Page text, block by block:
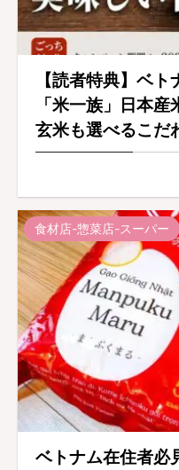
【読者特典】ベト
「米一族」日本
玄米も選べるこだ
食材店-惣菜店-スーパー
ベトナム在住者必